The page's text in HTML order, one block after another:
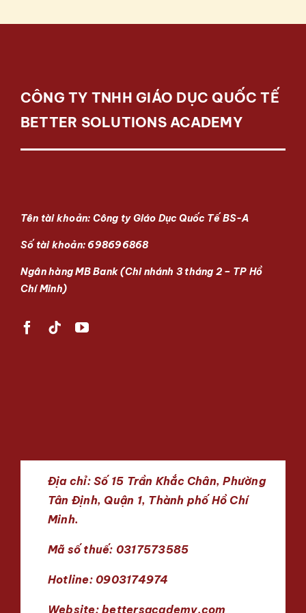
Dịch vụ
Tuyển dụng
Thiện Nguyện
CÔNG TY TNHH GIÁO DỤC QUỐC TẾ
BETTER SOLUTIONS ACADEMY
Tên tài khoản: Công ty Giáo Dục Quốc Tế BS-A
Số tài khoản: 698696868
Ngân hàng MB Bank (Chi nhánh 3 tháng 2 – TP Hồ
Chí Minh)
Địa chỉ: Số 15 Trần Khắc Chân, Phường
Tân Định, Quận 1, Thành phố Hồ Chí
Minh.
Mã số thuế: 0317573585
Hotline: 0903174974
Website:bettersacademy.com